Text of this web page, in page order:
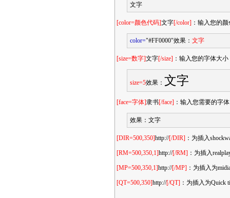
文字
[color=颜色代码]文字[/color] ：输入您的
color="#FF0000"效果： 文字
[size=数字]文字[/size] ：输入您的字体大
size=5效果： 文字
[face=字体]隶书[/face] ：输入您需要的字
效果： 文字
[DIR=500,350]http://[/DIR] ：为插入
[RM=500,350,1]http://[/RM] ：为插入
[MP=500,350,1]http://[/MP] ：为插入为
[QT=500,350]http://[/QT] ：为插入为Quick